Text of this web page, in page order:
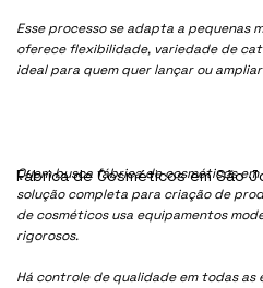
Esse processo se adapta a pequenas
oferece flexibilidade, variedade de
ideal para quem quer lançar ou
Quem busca fábrica de cosméticos
solução completa para criação de
de cosméticos usa equipamentos
rigorosos.
Há controle de qualidade em todas
Fábrica de Cosméticos em São